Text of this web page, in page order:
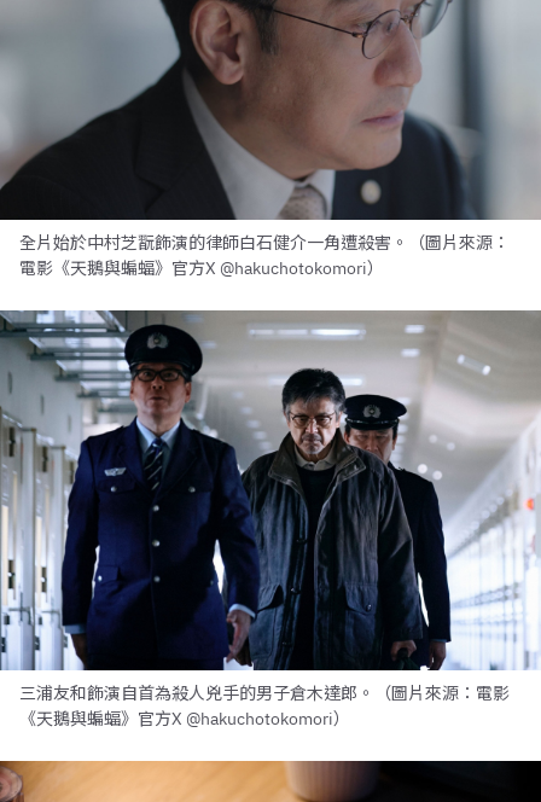
全片始於中村芝翫飾演的律師白石健介一角遭殺害。（圖片來源：
電影《天鵝與蝙蝠》官方X @hakuchotokomori）
三浦友和飾演自首為殺人兇手的男子倉木達郎。（圖片來源：電影
《天鵝與蝙蝠》官方X @hakuchotokomori）